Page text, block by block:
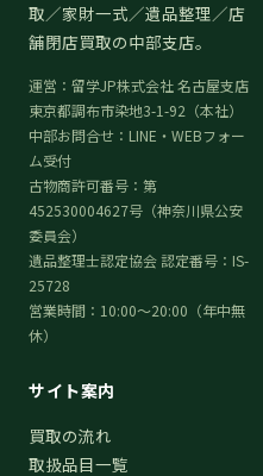
取／家財一式／遺品整理／店
舗閉店買取の中部支店。
運営：留学JP株式会社 名古屋支店
東京都調布市染地3-1-92（本社）
中部お問合せ：LINE・WEBフォー
ム受付
古物商許可番号：第
452530004627号（神奈川県公安
委員会）
遺品整理士認定協会 認定番号：IS-
25728
営業時間：10:00〜20:00（年中無
休）
サイト案内
買取の流れ
取扱品目一覧